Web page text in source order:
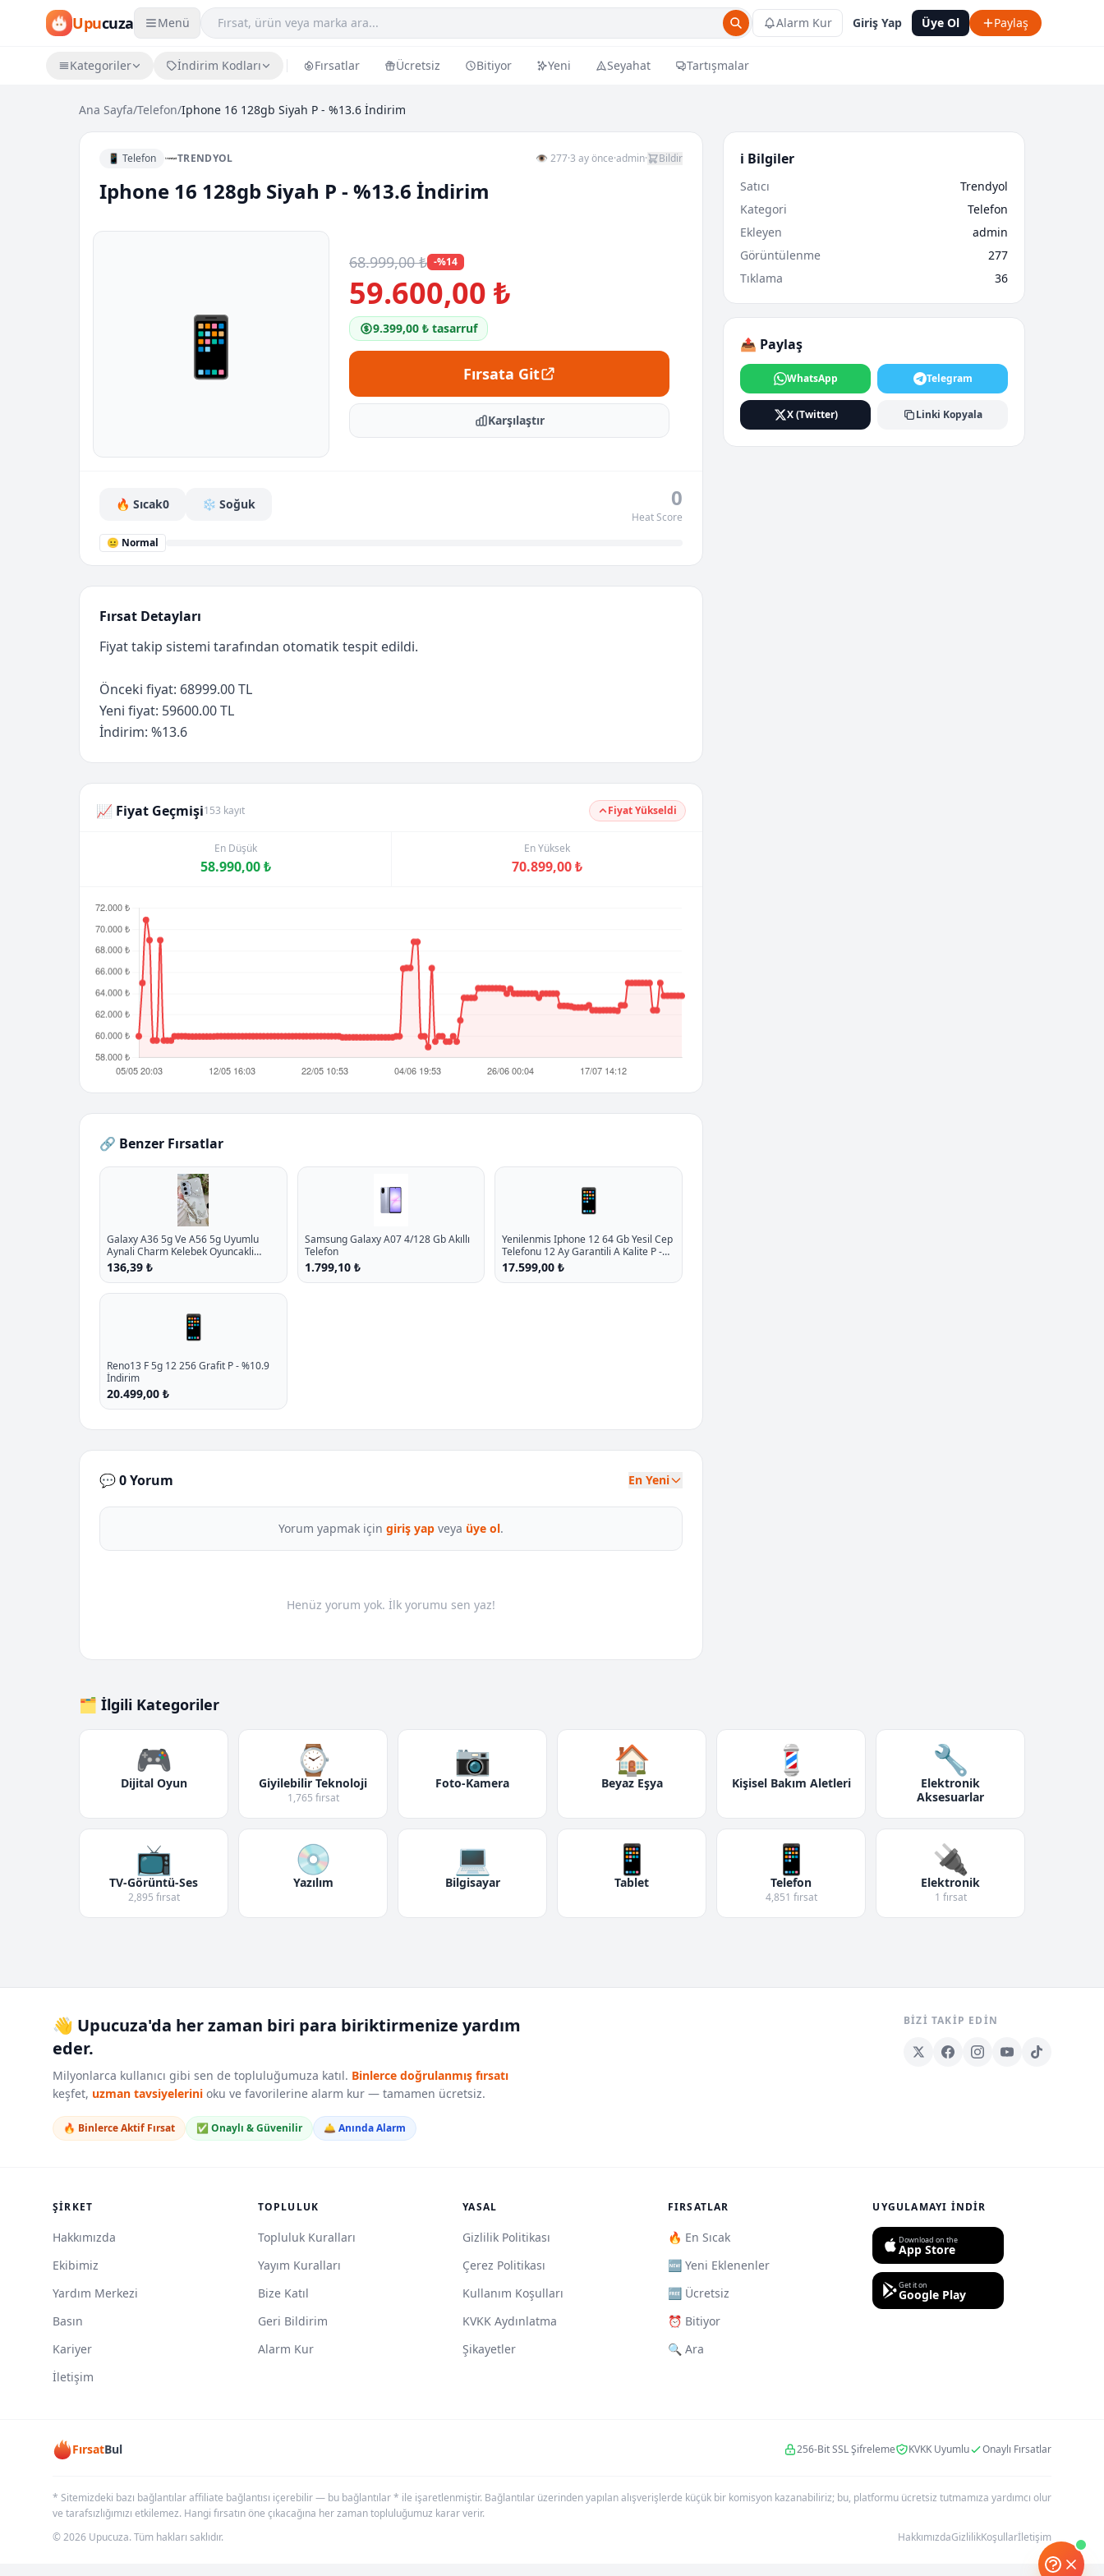
Upucuza Menü Alarm Kur Giriş Yap Üye Ol Paylaş
Kategoriler İndirim Kodları Fırsatlar Ücretsiz Bitiyor Yeni Seyahat Tartışmalar
Ana Sayfa/Telefon/Iphone 16 128gb Siyah P - %13.6 İndirim
📱 Telefon TRENDYOL 👁 277·3 ay önce·admin· Bildir
Iphone 16 128gb Siyah P - %13.6 İndirim
📱
68.999,00 ₺ -%14
59.600,00 ₺
9.399,00 ₺ tasarruf
Fırsata Git
Karşılaştır
🔥 Sıcak0 ❄️ Soğuk 0
Heat Score
😐 Normal
Fırsat Detayları
Fiyat takip sistemi tarafından otomatik tespit edildi.
Önceki fiyat: 68999.00 TL
Yeni fiyat: 59600.00 TL
İndirim: %13.6
📈 Fiyat Geçmişi153 kayıt Fiyat Yükseldi
En Düşük
58.990,00 ₺
En Yüksek
70.899,00 ₺
🔗 Benzer Fırsatlar
Galaxy A36 5g Ve A56 5g Uyumlu
Aynali Charm Kelebek Oyuncakli
Esnek Silikon Kilif P - %10.9 İndirim
136,39 ₺
Samsung Galaxy A07 4/128 Gb Akıllı
Telefon
1.799,10 ₺
📱
Yenilenmis Iphone 12 64 Gb Yesil Cep
Telefonu 12 Ay Garantili A Kalite P -
%26.5 İndirim
17.599,00 ₺
📱
Reno13 F 5g 12 256 Grafit P - %10.9
İndirim
20.499,00 ₺
💬 0 Yorum En Yeni
Yorum yapmak için giriş yap veya üye ol.
Henüz yorum yok. İlk yorumu sen yaz!
ℹ️ Bilgiler
Satıcı
Trendyol
Kategori
Telefon
Ekleyen
admin
Görüntülenme
277
Tıklama
36
📤 Paylaş
WhatsApp Telegram
X (Twitter) Linki Kopyala
🗂️ İlgili Kategoriler
🎮
Dijital Oyun
⌚
Giyilebilir Teknoloji
1,765 fırsat
📷
Foto-Kamera
🏠
Beyaz Eşya
💈
Kişisel Bakım Aletleri
🔧
Elektronik
Aksesuarlar
📺
TV-Görüntü-Ses
2,895 fırsat
💿
Yazılım
💻
Bilgisayar
📱
Tablet
📱
Telefon
4,851 fırsat
🔌
Elektronik
1 fırsat
👋 Upucuza'da her zaman biri para biriktirmenize yardım
eder.
Milyonlarca kullanıcı gibi sen de topluluğumuza katıl. Binlerce doğrulanmış fırsatı
keşfet, uzman tavsiyelerini oku ve favorilerine alarm kur — tamamen ücretsiz.
🔥 Binlerce Aktif Fırsat ✅ Onaylı & Güvenilir 🛎️ Anında Alarm
BIZI TAKIP EDIN
ŞIRKET
Hakkımızda
Ekibimiz
Yardım Merkezi
Basın
Kariyer
İletişim
TOPLULUK
Topluluk Kuralları
Yayım Kuralları
Bize Katıl
Geri Bildirim
Alarm Kur
YASAL
Gizlilik Politikası
Çerez Politikası
Kullanım Koşulları
KVKK Aydınlatma
Şikayetler
FIRSATLAR
🔥 En Sıcak
🆕 Yeni Eklenenler
🆓 Ücretsiz
⏰ Bitiyor
🔍 Ara
UYGULAMAYI İNDIR
Download on the
App Store
Get it on
Google Play
FırsatBul 256-Bit SSL Şifreleme KVKK Uyumlu Onaylı Fırsatlar
* Sitemizdeki bazı bağlantılar affiliate bağlantısı içerebilir — bu bağlantılar * ile işaretlenmiştir. Bağlantılar üzerinden yapılan alışverişlerde küçük bir komisyon kazanabiliriz; bu, platformu ücretsiz tutmamıza yardımcı olur
ve tarafsızlığımızı etkilemez. Hangi fırsatın öne çıkacağına her zaman topluluğumuz karar verir.
© 2026 Upucuza. Tüm hakları saklıdır.
HakkımızdaGizlilikKoşullarİletişim